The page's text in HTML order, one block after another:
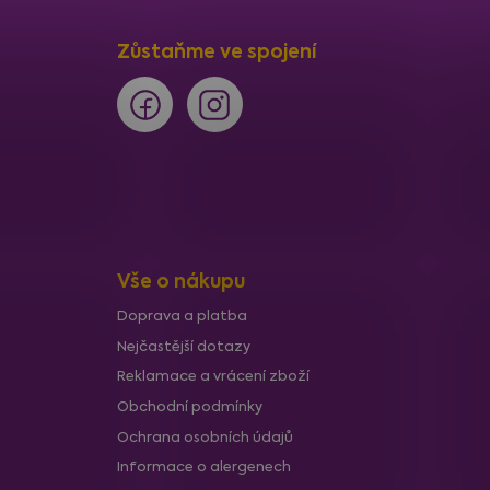
Zůstaňme ve spojení
Vše o nákupu
Doprava a platba
Nejčastější dotazy
Reklamace a vrácení zboží
Obchodní podmínky
Ochrana osobních údajů
Informace o alergenech